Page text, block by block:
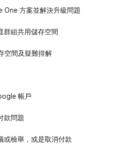
One 方案並解決升級問題
群組共用儲存空間
空間及疑難排解
帳戶
款問題
或檢舉，或是取消付款